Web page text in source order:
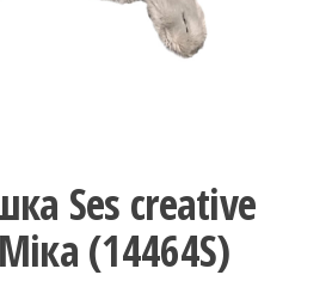
Ses creative
(14464S)